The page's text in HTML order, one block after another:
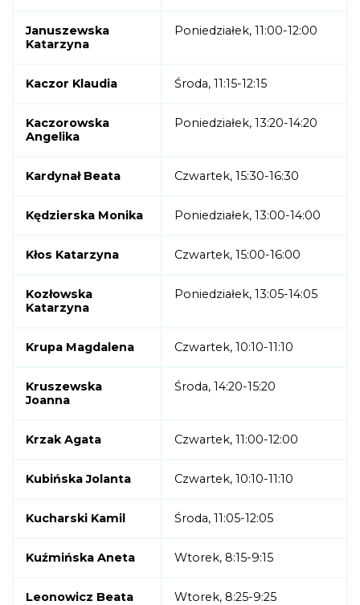
Januszewska
Katarzyna
Poniedziałek, 11:00-12:00
Kaczor Klaudia Środa, 11:15-12:15
Kaczorowska
Angelika
Poniedziałek, 13:20-14:20
Kardynał Beata Czwartek, 15:30-16:30
Kędzierska Monika Poniedziałek, 13:00-14:00
Kłos Katarzyna Czwartek, 15:00-16:00
Kozłowska
Katarzyna
Poniedziałek, 13:05-14:05
Krupa Magdalena Czwartek, 10:10-11:10
Kruszewska
Joanna
Środa, 14:20-15:20
Krzak Agata Czwartek, 11:00-12:00
Kubińska Jolanta Czwartek, 10:10-11:10
Kucharski Kamil Środa, 11:05-12:05
Kuźmińska Aneta Wtorek, 8:15-9:15
Leonowicz Beata Wtorek, 8:25-9:25